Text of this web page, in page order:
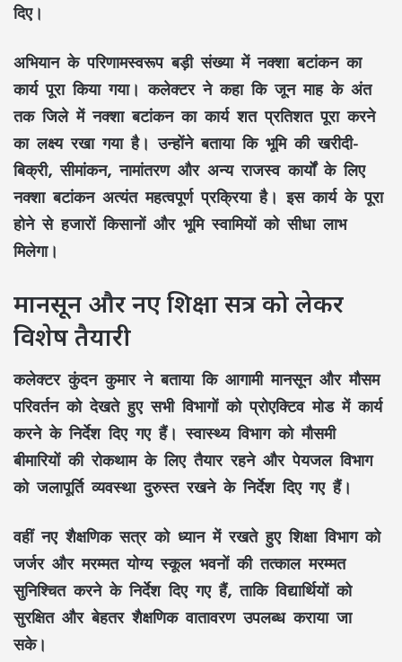
दिए।
अभियान के परिणामस्वरूप बड़ी संख्या में नक्शा बटांकन का
कार्य पूरा किया गया। कलेक्टर ने कहा कि जून माह के अंत
तक जिले में नक्शा बटांकन का कार्य शत प्रतिशत पूरा करने
का लक्ष्य रखा गया है। उन्होंने बताया कि भूमि की खरीदी-
बिक्री, सीमांकन, नामांतरण और अन्य राजस्व कार्यों के लिए
नक्शा बटांकन अत्यंत महत्वपूर्ण प्रक्रिया है। इस कार्य के पूरा
होने से हजारों किसानों और भूमि स्वामियों को सीधा लाभ
मिलेगा।
मानसून और नए शिक्षा सत्र को लेकर
विशेष तैयारी
कलेक्टर कुंदन कुमार ने बताया कि आगामी मानसून और मौसम
परिवर्तन को देखते हुए सभी विभागों को प्रोएक्टिव मोड में कार्य
करने के निर्देश दिए गए हैं। स्वास्थ्य विभाग को मौसमी
बीमारियों की रोकथाम के लिए तैयार रहने और पेयजल विभाग
को जलापूर्ति व्यवस्था दुरुस्त रखने के निर्देश दिए गए हैं।
वहीं नए शैक्षणिक सत्र को ध्यान में रखते हुए शिक्षा विभाग को
जर्जर और मरम्मत योग्य स्कूल भवनों की तत्काल मरम्मत
सुनिश्चित करने के निर्देश दिए गए हैं, ताकि विद्यार्थियों को
सुरक्षित और बेहतर शैक्षणिक वातावरण उपलब्ध कराया जा
सके।